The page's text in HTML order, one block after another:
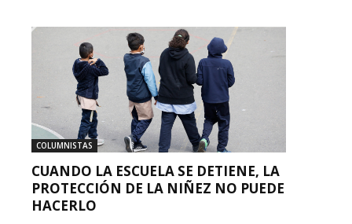
COLUMNISTAS
CUANDO LA ESCUELA SE DETIENE, LA
PROTECCIÓN DE LA NIÑEZ NO PUEDE
HACERLO